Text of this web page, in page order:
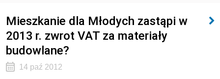
Mieszkanie dla Młodych zastąpi w
2013 r. zwrot VAT za materiały
budowlane?
14 paź 2012